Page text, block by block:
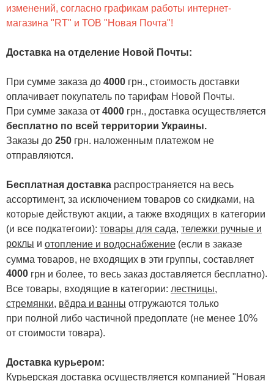
изменений, согласно графикам работы интернет-
магазина "RT" и ТОВ "Новая Почта"!
Доставка на отделение Новой Почты:
При сумме заказа до 4000 грн., стоимость доставки
оплачивает покупатель по тарифам Новой Почты.
При сумме заказа от 4000 грн., доставка осуществляется
бесплатно по всей территории Украины.
Заказы до 250 грн. наложенным платежом не
отправляются.
Бесплатная доставка распространяется на весь
ассортимент, за исключением товаров со скидками, на
которые действуют акции, а также входящих в категории
(и все подкатегоии): товары для сада, тележки ручные и
роклы и отопление и водоснабжение (если в заказе
сумма товаров, не входящих в эти группы, составляет
4000 грн и более, то весь заказ доставляется бесплатно).
Все товары, входящие в категории: лестницы,
стремянки, вёдра и ванны отгружаются только
при полной либо частичной предоплате (не менее 10%
от стоимости товара).
Доставка курьером:
Курьерская доставка осуществляется компанией "Новая